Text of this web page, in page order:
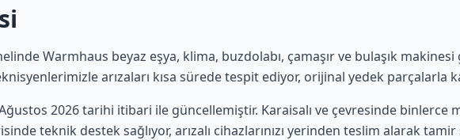
Warmhaus beyaz eşya, klima, buzdolabı, çamaşır ve bulaşık
arızaları kısa sürede tespit ediyor, orijinal yedek parçalarla
2026 tarihi itibari ile güncellemiştir. Karaisalı ve çevresinde binlerce
teknik destek sağlıyor, arızalı cihazlarınızı yerinden teslim alarak